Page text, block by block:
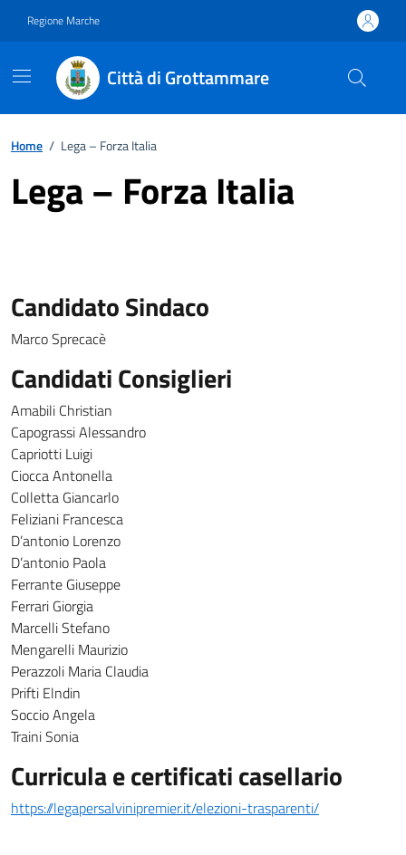
Regione Marche
Città di Grottammare
Home / Lega – Forza Italia
Lega – Forza Italia
Candidato Sindaco
Marco Sprecacè
Candidati Consiglieri
Amabili Christian
Capograssi Alessandro
Capriotti Luigi
Ciocca Antonella
Colletta Giancarlo
Feliziani Francesca
D’antonio Lorenzo
D’antonio Paola
Ferrante Giuseppe
Ferrari Giorgia
Marcelli Stefano
Mengarelli Maurizio
Perazzoli Maria Claudia
Prifti Elndin
Soccio Angela
Traini Sonia
Curricula e certificati casellario
https://legapersalvinipremier.it/elezioni-trasparenti/